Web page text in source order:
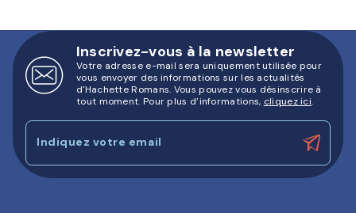
Inscrivez-vous à la newsletter
Votre adresse e-mail sera uniquement utilisée pour
vous envoyer des informations sur les actualités
d'Hachette Romans. Vous pouvez vous désinscrire à
tout moment. Pour plus d’informations, cliquez ici.
Indiquez votre email